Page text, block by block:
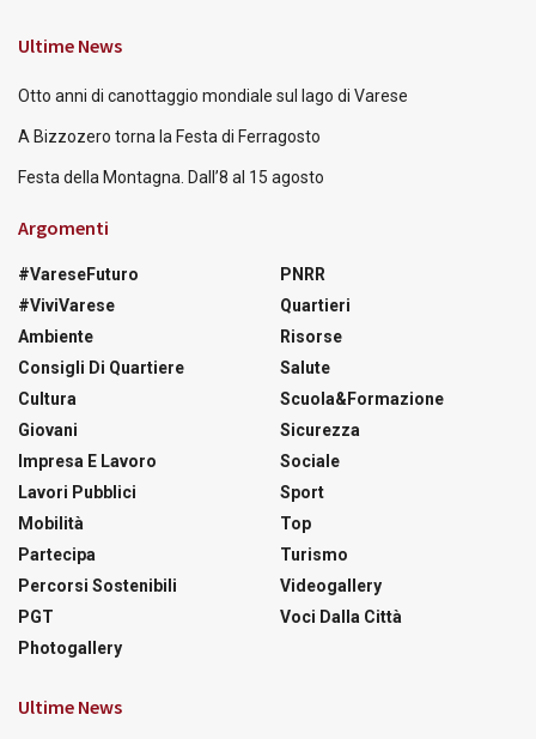
Ultime News
Otto anni di canottaggio mondiale sul lago di Varese
A Bizzozero torna la Festa di Ferragosto
Festa della Montagna. Dall’8 al 15 agosto
Argomenti
#VareseFuturo
#ViviVarese
Ambiente
Consigli Di Quartiere
Cultura
Giovani
Impresa E Lavoro
Lavori Pubblici
Mobilità
Partecipa
Percorsi Sostenibili
PGT
Photogallery
PNRR
Quartieri
Risorse
Salute
Scuola&Formazione
Sicurezza
Sociale
Sport
Top
Turismo
Videogallery
Voci Dalla Città
Ultime News